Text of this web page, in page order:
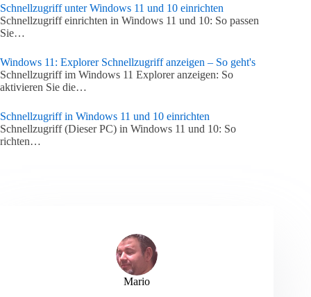
Schnellzugriff unter Windows 11 und 10 einrichten
Schnellzugriff einrichten in Windows 11 und 10: So passen
Sie…
Windows 11: Explorer Schnellzugriff anzeigen – So geht's
Schnellzugriff im Windows 11 Explorer anzeigen: So
aktivieren Sie die…
Schnellzugriff in Windows 11 und 10 einrichten
Schnellzugriff (Dieser PC) in Windows 11 und 10: So
richten…
Mario